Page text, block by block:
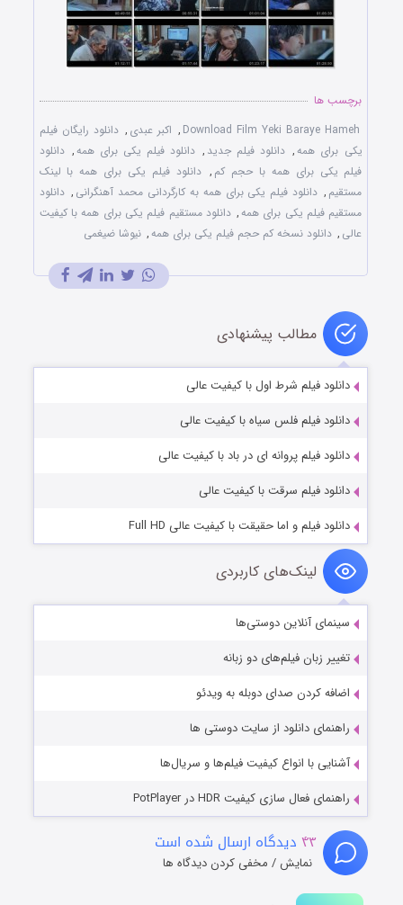
برچسب ها
Download Film Yeki Baraye Hameh
, اکبر عبدی , دانلود رایگان فیلم
یکی برای همه, دانلود فیلم جدید , دانلود فیلم یکی برای همه, دانلود
فیلم یکی برای همه با حجم کم , دانلود فیلم یکی برای همه با لینک
مستقیم , دانلود فیلم یکی برای همه به کارگردانی محمد آهنگرانی , دانلود
مستقیم فیلم یکی برای همه, دانلود مستقیم فیلم یکی برای همه با کیفیت
عالی , دانلود نسخه کم حجم فیلم یکی برای همه, نیوشا ضیغمی
مطالب پیشنهادی
دانلود فیلم شرط اول با کیفیت عالی
دانلود فیلم فلس سیاه با کیفیت عالی
دانلود فیلم پروانه‌ ای در باد با کیفیت عالی
دانلود فیلم سرقت با کیفیت عالی
دانلود فیلم و اما حقیقت با کیفیت عالی Full HD
لینک‌های کاربردی
سینمای آنلاین دوستی‌ها
تغییر زبان فیلم‌های دو زبانه
اضافه کردن صدای دوبله به ویدئو
راهنمای دانلود از سایت دوستی ها
آشنایی با انواع کیفیت فیلم‌ها و سریال‌ها
راهنمای فعال سازی کیفیت HDR در PotPlayer
۴۳ دیدگاه ارسال شده است
نمایش / مخفی کردن دیدگاه ها